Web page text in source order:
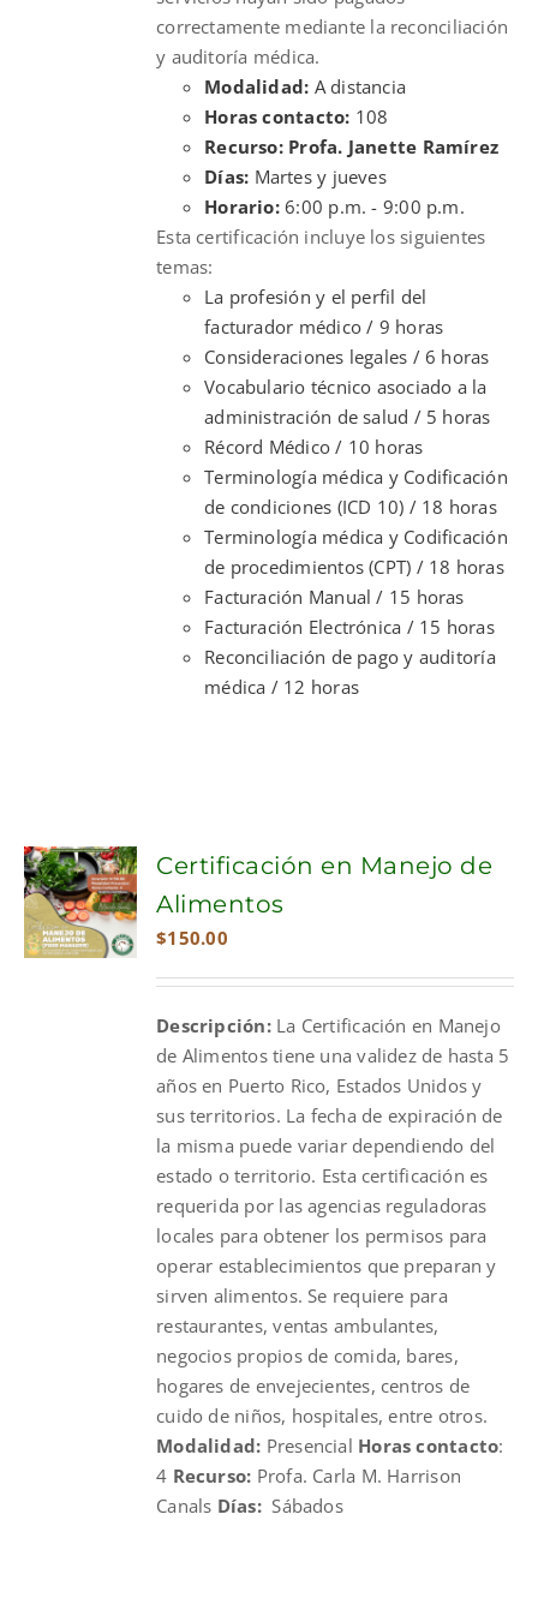
correctamente mediante la reconciliación
y auditoría médica.
Modalidad: A distancia
Horas contacto: 108
Recurso: Profa. Janette Ramírez
Días: Martes y jueves
Horario:6:00 p.m. - 9:00 p.m.
Esta certificación incluye los siguientes
temas:
La profesión y el perfil del
facturador médico / 9 horas
Consideraciones legales / 6 horas
Vocabulario técnico asociado a la
administración de salud / 5 horas
Récord Médico / 10 horas
Terminología médica y Codificación
de condiciones (ICD 10) / 18 horas
Terminología médica y Codificación
de procedimientos (CPT) / 18 horas
Facturación Manual / 15 horas
Facturación Electrónica / 15 horas
Reconciliación de pago y auditoría
médica / 12 horas
ADD TO
CART
Certificación en Manejo de
Alimentos
$150.00
Descripción: La Certificación en Manejo
de Alimentos tiene una validez de hasta 5
años en Puerto Rico, Estados Unidos y
sus territorios. La fecha de expiración de
la misma puede variar dependiendo del
estado o territorio. Esta certificación es
requerida por las agencias reguladoras
locales para obtener los permisos para
operar establecimientos que preparan y
sirven alimentos. Se requiere para
restaurantes, ventas ambulantes,
negocios propios de comida, bares,
hogares de envejecientes, centros de
cuido de niños, hospitales, entre otros.
Modalidad: Presencial Horas contacto:
4 Recurso: Profa. Carla M. Harrison
Canals Días:Sábados